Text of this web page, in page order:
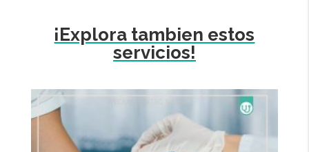
¡Explora tambien estos
servicios!